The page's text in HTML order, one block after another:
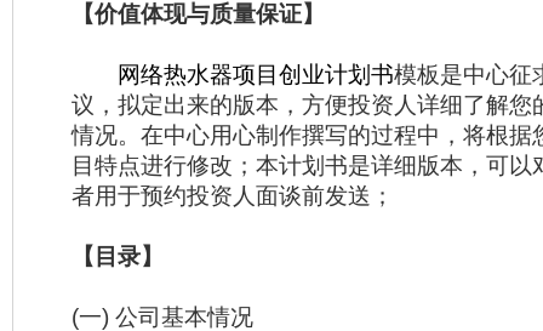
【价值体现与质量保证】
网络热水器项目创业计划书模板是中心征
议，拟定出来的版本，方便投资人详细了解您
情况。在中心用心制作撰写的过程中，将根据
目特点进行修改；本计划书是详细版本，可
者用于预约投资人面谈前发送；
【目录】
(一) 公司基本情况